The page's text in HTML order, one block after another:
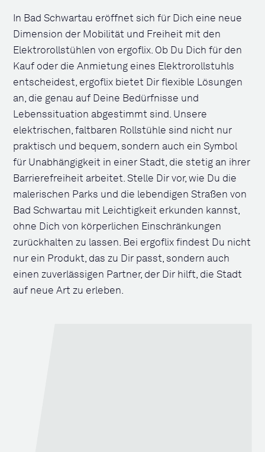
In Bad Schwartau eröffnet sich für Dich eine neue
Dimension der Mobilität und Freiheit mit den
Elektrorollstühlen von ergoflix. Ob Du Dich für den
Kauf oder die Anmietung eines Elektrorollstuhls
entscheidest, ergoflix bietet Dir flexible Lösungen
an, die genau auf Deine Bedürfnisse und
Lebenssituation abgestimmt sind. Unsere
elektrischen, faltbaren Rollstühle sind nicht nur
praktisch und bequem, sondern auch ein Symbol
für Unabhängigkeit in einer Stadt, die stetig an ihrer
Barrierefreiheit arbeitet. Stelle Dir vor, wie Du die
malerischen Parks und die lebendigen Straßen von
Bad Schwartau mit Leichtigkeit erkunden kannst,
ohne Dich von körperlichen Einschränkungen
zurückhalten zu lassen. Bei ergoflix findest Du nicht
nur ein Produkt, das zu Dir passt, sondern auch
einen zuverlässigen Partner, der Dir hilft, die Stadt
auf neue Art zu erleben.